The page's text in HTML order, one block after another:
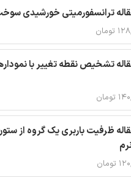
ترانسفورمیتی خورشیدی
تشخیص نقطه تغییر با
ظرفیت باربری یک گروه از